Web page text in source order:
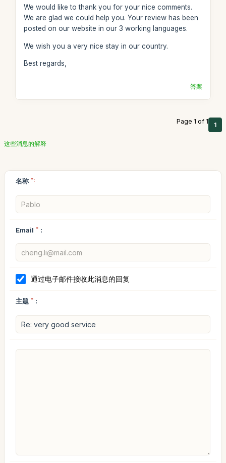
We would like to thank you for your nice comments.
We are glad we could help you. Your review has been
posted on our website in our 3 working languages.
We wish you a very nice stay in our country.
Best regards,
答案
Page 1 of 1 1
这些消息的解释
名称 *:
Email * :
通过电子邮件接收此消息的回复
主题 * :